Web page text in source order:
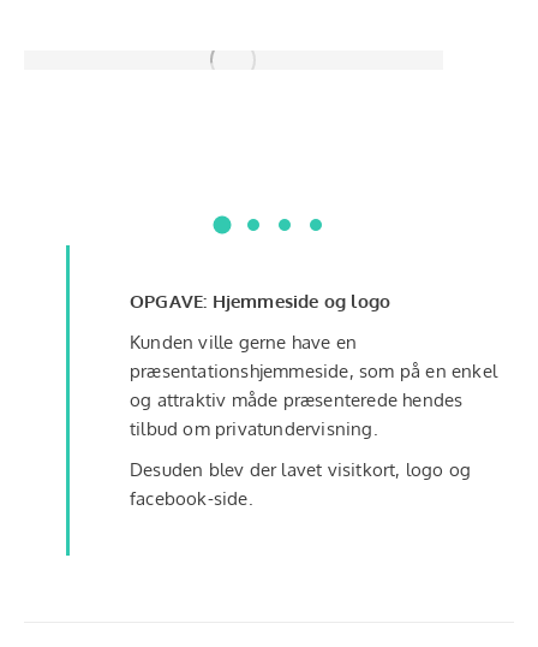
OPGAVE: Hjemmeside og logo
Kunden ville gerne have en
præsentationshjemmeside, som på en enkel
og attraktiv måde præsenterede hendes
tilbud om privatundervisning.
Desuden blev der lavet visitkort, logo og
facebook-side.